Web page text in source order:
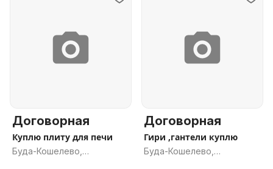
Договорная
Куплю плиту для печи
Буда-Кошелево,
Договорная
Гири ,гантели куплю
Буда-Кошелево,